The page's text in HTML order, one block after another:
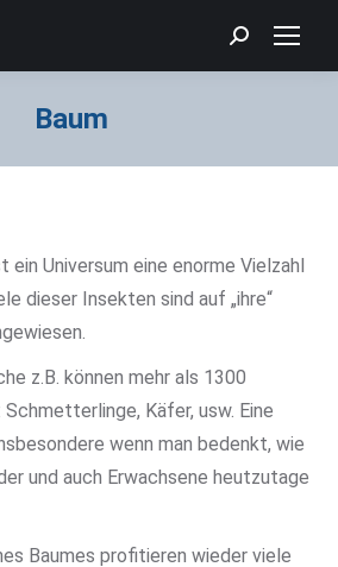
Search:
Baum
ein Universum eine enorme Vielzahl
dieser Insekten sind auf „ihre“
z.B. können mehr als 1300
Käfer, usw. Eine
wenn man bedenkt, wie
und auch Erwachsene heutzutage
Baumes profitieren wieder viele